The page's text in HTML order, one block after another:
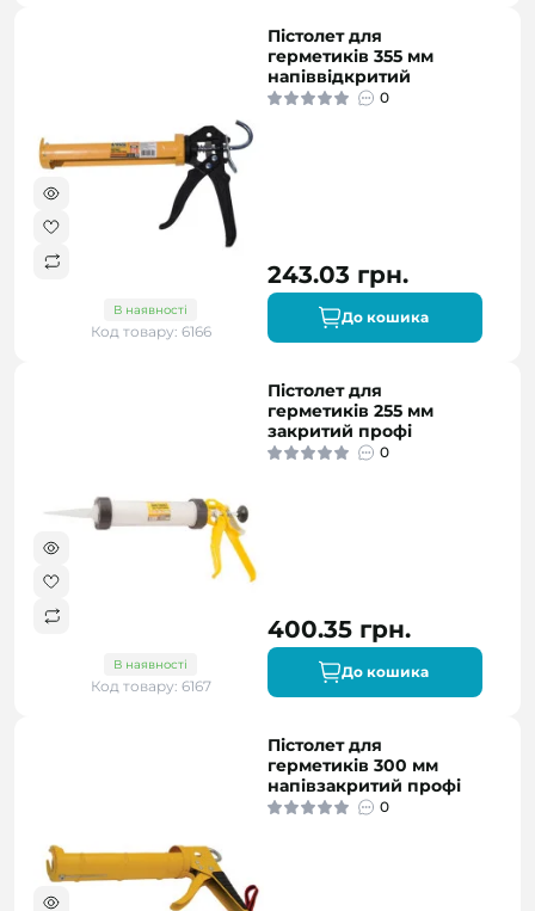
В наявності
Код товару: 6166
Пістолет для
герметиків 355 мм
напіввідкритий
0
243.03 грн.
До кошика
В наявності
Код товару: 6167
Пістолет для
герметиків 255 мм
закритий профі
0
400.35 грн.
До кошика
Пістолет для
герметиків 300 мм
напівзакритий профі
0